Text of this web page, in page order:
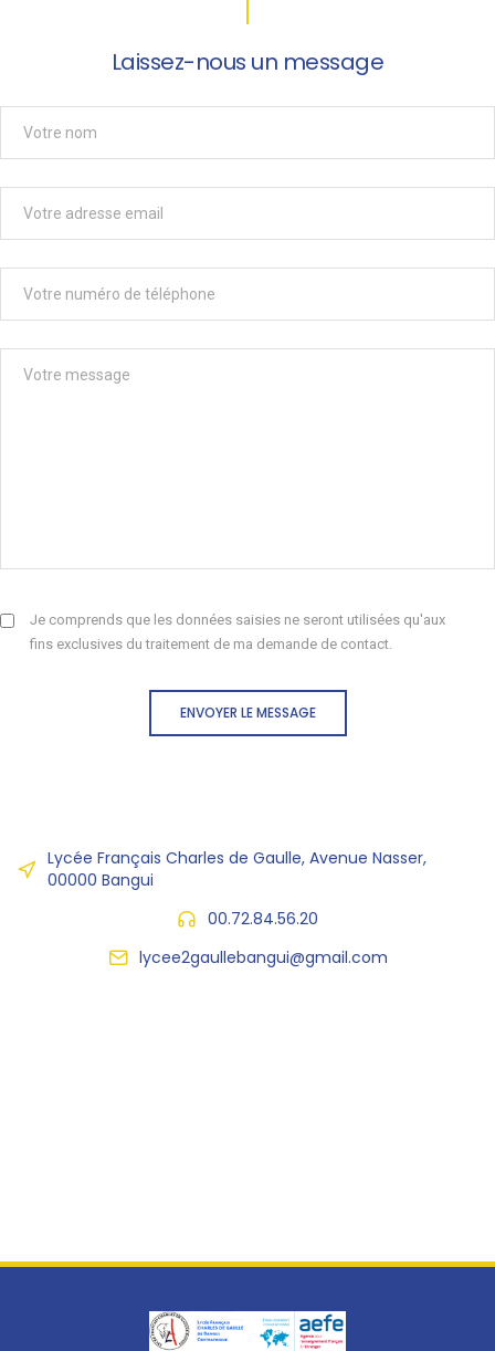
Laissez-nous un message
Je comprends que les données saisies ne seront utilisées qu'aux
fins exclusives du traitement de ma demande de contact.
ENVOYER LE MESSAGE
Lycée Français Charles de Gaulle, Avenue Nasser,
00000 Bangui
00.72.84.56.20
lycee2gaullebangui@gmail.com